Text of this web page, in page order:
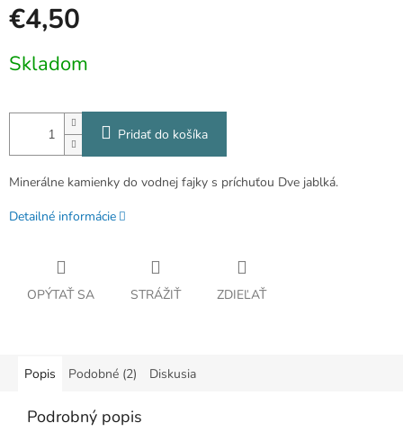
€4,50
cena:
Skladom
Pridať do košíka
Minerálne kamienky do vodnej fajky s príchuťou Dve jablká.
Detailné informácie
OPÝTAŤ SA STRÁŽIŤ ZDIEĽAŤ
Popis Podobné (2) Diskusia
Podrobný popis